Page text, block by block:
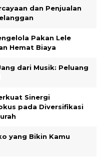
dan Penjualan
Pakan Lele
Hemat Biaya
dari Musik: Peluang
Sinergi
pada Diversifikasi
yang Bikin Kamu